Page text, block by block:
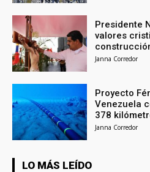
Presidente
valores
Janna Corredor
Proyecto
Venezuela
378
Janna Corredor
LO MÁS LEÍDO